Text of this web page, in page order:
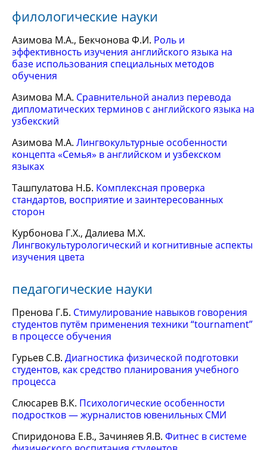
филологические науки
Азимова М.А., Бекчонова Ф.И. Роль и
эффективность изучения английского языка на
базе использования специальных методов
обучения
Азимова М.А. Сравнительной анализ перевода
дипломатических терминов с английского языка на
узбекский
Азимова М.А. Лингвокультурные особенности
концепта «Семья» в английском и узбекском
языкax
Ташпулатова Н.Б. Комплексная проверка
стандартов, восприятие и заинтересованных
сторон
Курбонова Г.Х., Далиева М.Х.
Лингвокультурологический и когнитивные аспекты
изучения цвета
педагогические науки
Пренова Г.Б. Стимулирование навыков говорения
студентов путём применения техники “tournament”
в процессе обучения
Гурьев С.В. Диагностика физической подготовки
студентов, как средство планирования учебного
процесса
Слюсарев В.К. Психологические особенности
подростков — журналистов ювенильных СМИ
Спиридонова Е.В., Зачиняев Я.В. Фитнес в системе